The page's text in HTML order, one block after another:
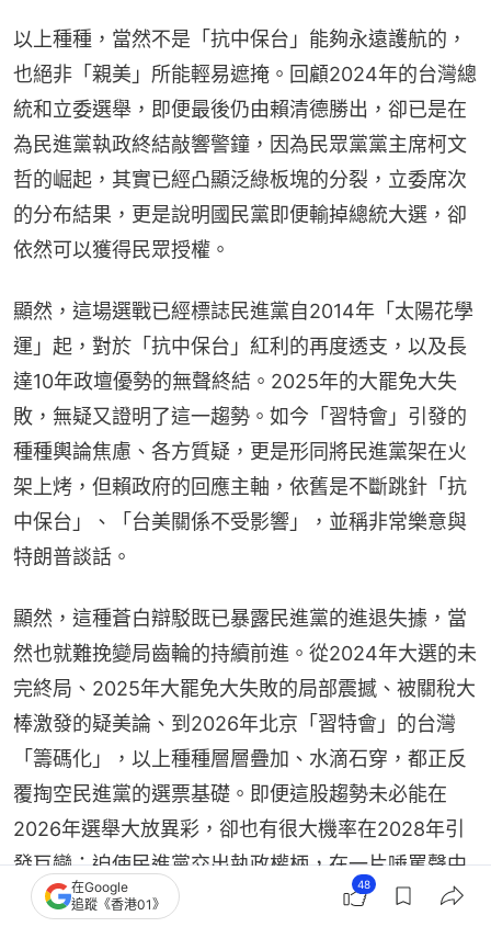
以上種種，當然不是「抗中保台」能夠永遠護航的，
也絕非「親美」所能輕易遮掩。回顧2024年的台灣總
統和立委選舉，即便最後仍由賴清德勝出，卻已是在
為民進黨執政終結敲響警鐘，因為民眾黨黨主席柯文
哲的崛起，其實已經凸顯泛綠板塊的分裂，立委席次
的分布結果，更是說明國民黨即便輸掉總統大選，卻
依然可以獲得民眾授權。
顯然，這場選戰已經標誌民進黨自2014年「太陽花學
運」起，對於「抗中保台」紅利的再度透支，以及長
達10年政壇優勢的無聲終結。2025年的大罷免大失
敗，無疑又證明了這一趨勢。如今「習特會」引發的
種種輿論焦慮、各方質疑，更是形同將民進黨架在火
架上烤，但賴政府的回應主軸，依舊是不斷跳針「抗
中保台」、「台美關係不受影響」，並稱非常樂意與
特朗普談話。
顯然，這種蒼白辯駁既已暴露民進黨的進退失據，當
然也就難挽變局齒輪的持續前進。從2024年大選的未
完終局、2025年大罷免大失敗的局部震撼、被關稅大
棒激發的疑美論、到2026年北京「習特會」的台灣
「籌碼化」，以上種種層層疊加、水滴石穿，都正反
覆掏空民進黨的選票基礎。即便這股趨勢未必能在
2026年選舉大放異彩，卻也有很大機率在2028年引
發巨變：迫使民進黨交出執政權柄，在一片唾罵聲中
黯然下台。
在Google
追蹤《香港01》
48